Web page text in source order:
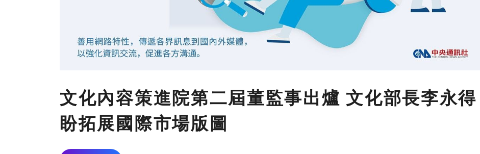
文化內容策進院第二屆董監事出爐 文化部長李永得
盼拓展國際市場版圖